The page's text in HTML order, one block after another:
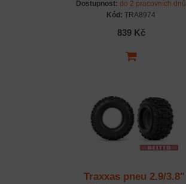
Dostupnost: do 2 pracovních dnů
Kód: TRA8974
839 Kč
Traxxas pneu 2.9/3.8"